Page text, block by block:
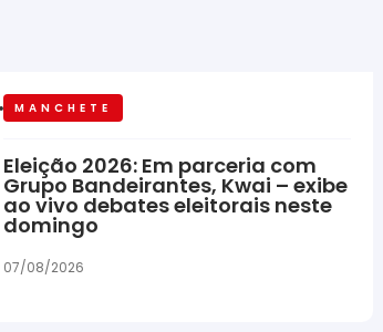
MANCHETE
Eleição 2026: Em parceria com
Grupo Bandeirantes, Kwai – exibe
ao vivo debates eleitorais neste
domingo
07/08/2026